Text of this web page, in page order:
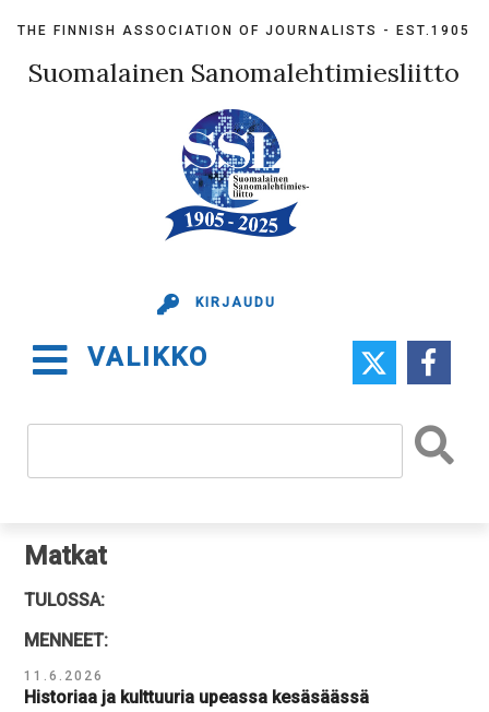
content
THE FINNISH ASSOCIATION OF JOURNALISTS - EST.1905
Suomalainen Sanomalehtimiesliitto
KIRJAUDU
VALIKKO
Matkat
TULOSSA:
MENNEET:
11.6.2026
Historiaa ja kulttuuria upeassa kesäsäässä